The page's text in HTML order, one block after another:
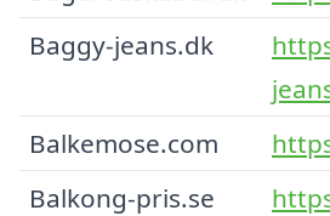
Baggy-jeans.dk
Balkemose.com
Balkong-pris.se